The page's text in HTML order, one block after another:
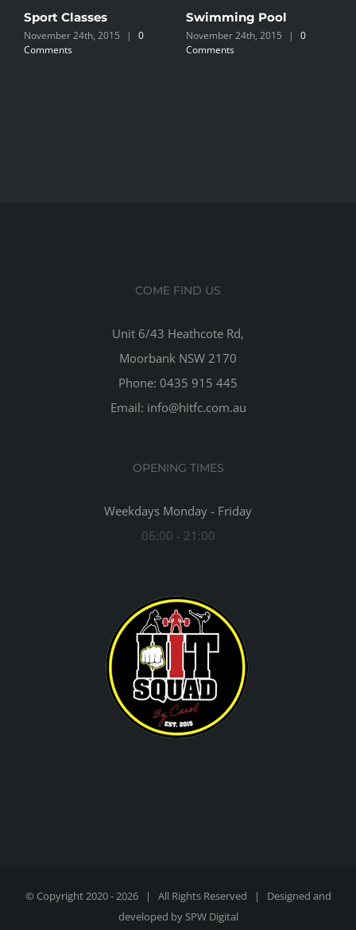
Sport Classes
November 24th, 2015 |
0
Comments
Swimming Pool
November 24th, 2015 |
0
Comments
COME FIND US
Unit 6/43 Heathcote Rd,
Moorbank NSW 2170
Phone: 0435 915 445
Email: info@hitfc.com.au
OPENING TIMES
Weekdays Monday - Friday
06:00 - 21:00
© Copyright 2020 -2026 | All Rights Reserved | Designed and
developed bySPW Digital